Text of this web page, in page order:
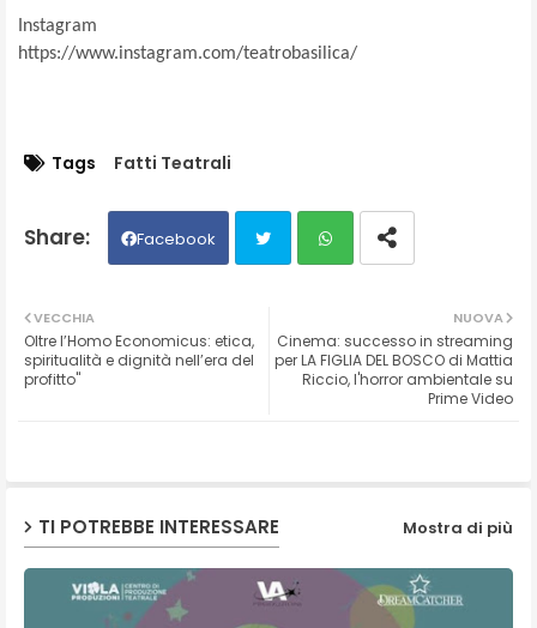
Instagram
https://www.instagram.com/teatrobasilica/
Tags Fatti Teatrali
Facebook
ter ats
NUOVA
Cinema: successo in streaming
per LA FIGLIA DEL BOSCO di Mattia
Riccio, l'horror ambientale su
Prime Video
VECCHIA
Oltre l’Homo Economicus: etica,
spiritualità e dignità nell’era del
profitto"
TI POTREBBE INTERESSARE Mostra di più